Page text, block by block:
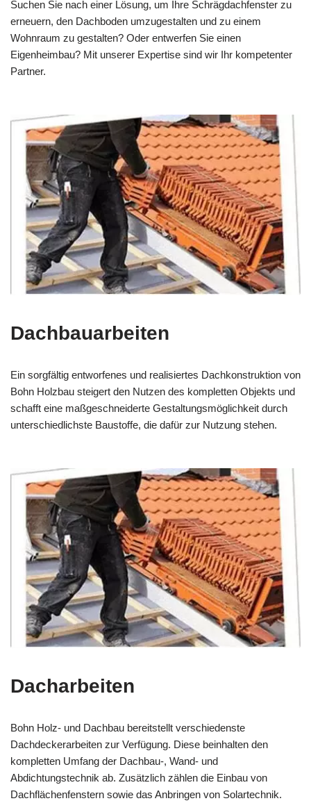
Suchen Sie nach einer Lösung, um Ihre Schrägdachfenster zu
erneuern, den Dachboden umzugestalten und zu einem
Wohnraum zu gestalten? Oder entwerfen Sie einen
Eigenheimbau? Mit unserer Expertise sind wir Ihr kompetenter
Partner.
Dachbauarbeiten
Ein sorgfältig entworfenes und realisiertes Dachkonstruktion von
Bohn Holzbau steigert den Nutzen des kompletten Objekts und
schafft eine maßgeschneiderte Gestaltungsmöglichkeit durch
unterschiedlichste Baustoffe, die dafür zur Nutzung stehen.
Dacharbeiten
Bohn Holz- und Dachbau bereitstellt verschiedenste
Dachdeckerarbeiten zur Verfügung. Diese beinhalten den
kompletten Umfang der Dachbau-, Wand- und
Abdichtungstechnik ab. Zusätzlich zählen die Einbau von
Dachflächenfenstern sowie das Anbringen von Solartechnik.